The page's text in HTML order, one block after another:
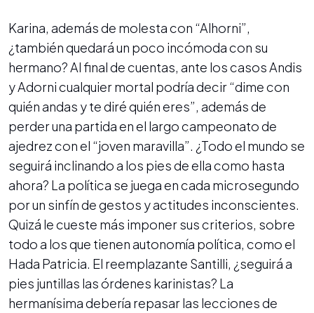
Karina, además de molesta con “Alhorni”,
¿también quedará un poco incómoda con su
hermano? Al final de cuentas, ante los casos Andis
y Adorni cualquier mortal podría decir “dime con
quién andas y te diré quién eres”, además de
perder una partida en el largo campeonato de
ajedrez con el “joven maravilla”. ¿Todo el mundo se
seguirá inclinando a los pies de ella como hasta
ahora? La política se juega en cada microsegundo
por un sinfín de gestos y actitudes inconscientes.
Quizá le cueste más imponer sus criterios, sobre
todo a los que tienen autonomía política, como el
Hada Patricia. El reemplazante Santilli, ¿seguirá a
pies juntillas las órdenes karinistas? La
hermanísima debería repasar las lecciones de